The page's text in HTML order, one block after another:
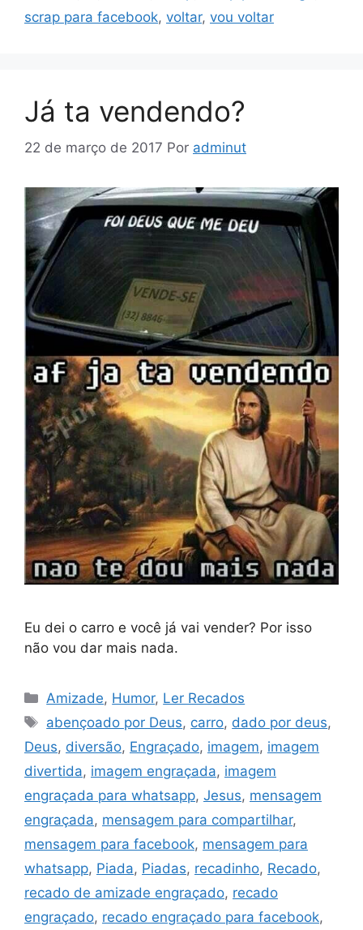
scrap para facebook, voltar, vou voltar
Já ta vendendo?
22 de março de 2017 Por adminut
Eu dei o carro e você já vai vender? Por isso
não vou dar mais nada.
Categorias
Amizade, Humor, Ler Recados
Tags
abençoado por Deus, carro, dado por deus,
Deus, diversão, Engraçado, imagem, imagem
divertida, imagem engraçada, imagem
engraçada para whatsapp, Jesus, mensagem
engraçada, mensagem para compartilhar,
mensagem para facebook, mensagem para
whatsapp, Piada, Piadas, recadinho, Recado,
recado de amizade engraçado, recado
engraçado, recado engraçado para facebook,